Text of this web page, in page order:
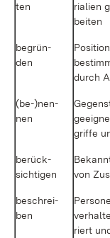
ten
ria­li­en
bei­ten
be­grün­
den
durch
(be-)nen­
nen
grif­fe
be­rück­
sich­ti­gen
von
be­schrei­
ben
riert